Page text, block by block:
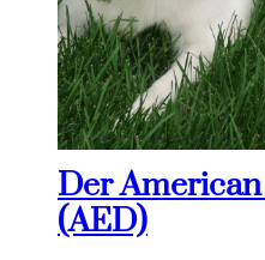
Der
(AED)